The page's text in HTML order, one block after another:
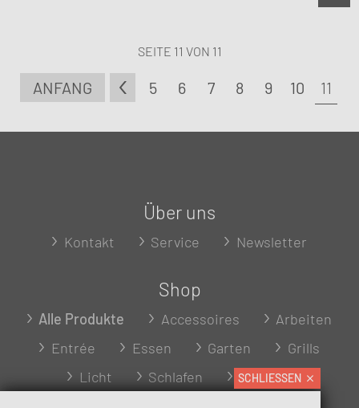
SEITE 11 VON 11
ANFANG 5 6 7 8 9 10 11
Über uns
Kontakt Service Newsletter
Shop
Alle Produkte Accessoires
Arbeiten
Entrée
Essen Garten
Grills
Licht
Schlafen Wohnen
SCHLIESSEN